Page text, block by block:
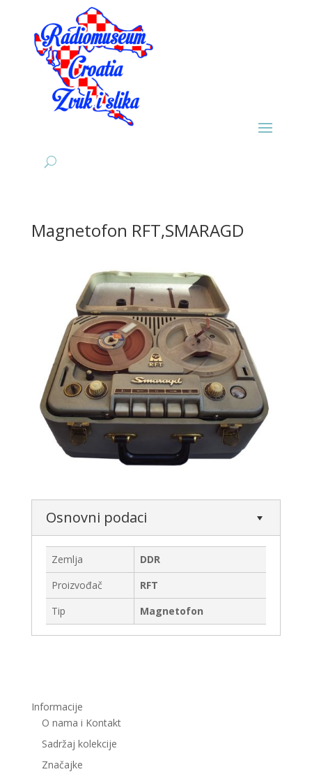
Magnetofon RFT,SMARAGD
Osnovni podaci
Zemlja
DDR
Proizvođač
RFT
Tip
Magnetofon
Informacije
O nama i Kontakt
Sadržaj kolekcije
Značajke